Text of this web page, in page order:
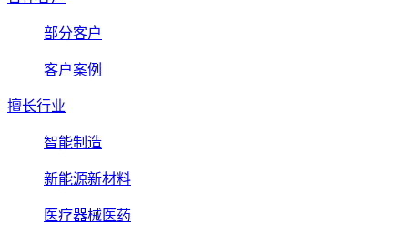
部分客户
客户案例
擅长行业
智能制造
新能源新材料
医疗器械医药